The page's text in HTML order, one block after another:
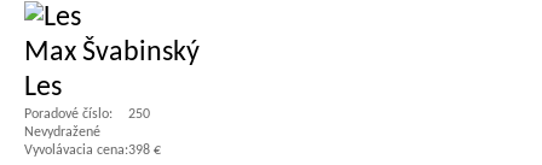
Max Švabinský
Les
Poradové číslo:
250
Nevydražené
Vyvolávacia cena:398 €